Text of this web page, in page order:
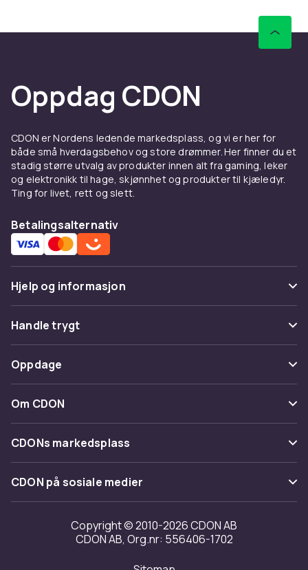
Oppdag CDON
CDON er Nordens ledende markedsplass, og vi er her for
både små hverdagsbehov og store drømmer. Her finner du et
stadig større utvalg av produkter innen alt fra gaming, leker
og elektronikk til hage, skjønnhet og produkter til kjæledyr.
Ting for livet, rett og slett.
Betalingsalternativ
Hjelp og informasjon
Vanlige spørsmål
Spor pakke
Angre & returner her
Kontakt oss
Handle trygt
Betaling
Levering
Tilbakekallinger
Oppdage
Kategorier
Varemerker
Om CDON
Om oss
Kundeanmeldelser
Jobbe på CDON
Investor relations
Tilgjengelighet
CDONs markedsplass
Merchant Help Center
CDON på sosiale medier
Copyright © 2010-2026 CDON AB
CDON AB, Org.nr: 556406-1702